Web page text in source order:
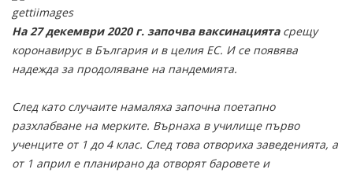
gettiimages
На 27 декември 2020 г. започва ваксинациятасрещу
коронавирус в България и в целия ЕС. И се появява
надежда за продоляване на пандемията.
След като случаите намаляха започна поетапно
разхлабване на мерките. Върнаха в училище първо
ученците от 1 до 4 клас. След това отвориха заведенията, а
от 1 април е планирано да отворят баровете и